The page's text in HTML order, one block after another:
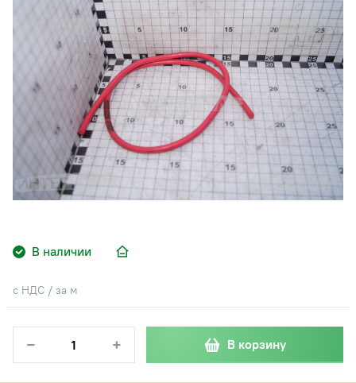
В наличии
с НДС / за м
− + В корзину